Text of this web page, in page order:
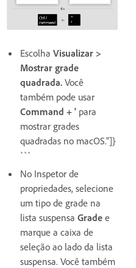
Escolha Visualizar >
Mostrar grade
quadrada. Você
também pode usar
Command + ' para
mostrar grades
quadradas no macOS."]}
```
No Inspetor de
propriedades, selecione
um tipo de grade na
lista suspensa Grade e
marque a caixa de
seleção ao lado da lista
suspensa. Você também